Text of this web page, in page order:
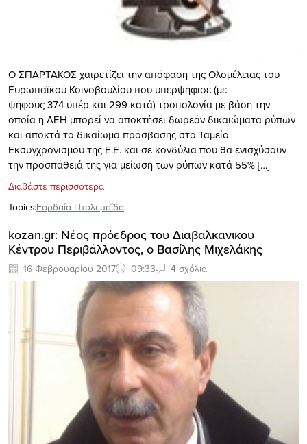
Ο ΣΠΑΡΤΑΚΟΣ χαιρετίζει την απόφαση της Ολομέλειας του
Ευρωπαϊκού Κοινοβουλίου που υπερψήφισε (με
ψήφους 374 υπέρ και 299 κατά) τροπολογία με βάση την
οποία η ΔΕΗ μπορεί να αποκτήσει δωρεάν δικαιώματα ρύπων
και αποκτά το δικαίωμα πρόσβασης στο Ταμείο
Εκσυγχρονισμού της Ε.Ε. και σε κονδύλια που θα ενισχύσουν
την προσπάθειά της για μείωση των ρύπων κατά 55% […]
Διαβάστε περισσότερα
Topics:Εορδαία Πτολεμαΐδα
kozan.gr: Νέος πρόεδρος του Διαβαλκανικου
Κέντρου Περιβάλλοντος, o Βασίλης Μιχελάκης
16 Φεβρουαρίου 2017 09:33 4 σχόλια